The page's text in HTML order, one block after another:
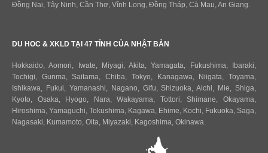
Đồng Nai, Tây Ninh, Cần Thơ, Vĩnh Long, Đồng Tháp, Cà Mau, An Giang.
DU HOC & XKLD TẠI 47 TỈNH CỦA NHẬT BẢN
Hokkaido,Aomori, Iwate, Miyagi,Akita,Yamagata, Fukushima, Ibaraki,
Tochigi, Gunma, Saitama,Chiba, Tokyo, Kanagawa, Niigata,Toyama,
Ishikawa, Fukui, Yamanashi, Nagano, Gifu, Shizuoka,Aichi, Mie, Shiga,
Kyoto, Osaka, Hyogo, Nara,Wakayama, Tottori, Shimane,Okayama,
Hiroshima, Yamaguchi, Tokushima, Kagawa, Ehime, Kochi, Fukuoka, Saga,
Nagasaki, Kumamoto, Oita, Miyazaki, Kagoshima, Okinawa.